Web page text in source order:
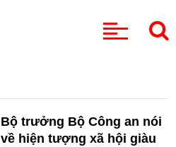
Bộ trưởng Bộ Công an nói
về hiện tượng xã hội giàu